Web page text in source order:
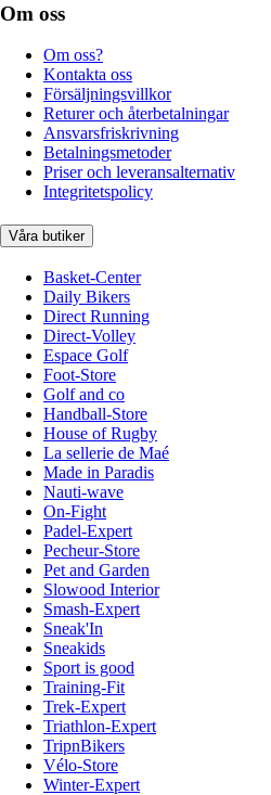
Om oss
Om oss?
Kontakta oss
Försäljningsvillkor
Returer och återbetalningar
Ansvarsfriskrivning
Betalningsmetoder
Priser och leveransalternativ
Integritetspolicy
Våra butiker
Basket-Center
Daily Bikers
Direct Running
Direct-Volley
Espace Golf
Foot-Store
Golf and co
Handball-Store
House of Rugby
La sellerie de Maé
Made in Paradis
Nauti-wave
On-Fight
Padel-Expert
Pecheur-Store
Pet and Garden
Slowood Interior
Smash-Expert
Sneak'In
Sneakids
Sport is good
Training-Fit
Trek-Expert
Triathlon-Expert
TripnBikers
Vélo-Store
Winter-Expert